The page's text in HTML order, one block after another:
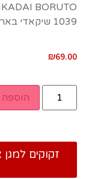
1039 שיקאדי בארוטו
₪69.00
זקוקים